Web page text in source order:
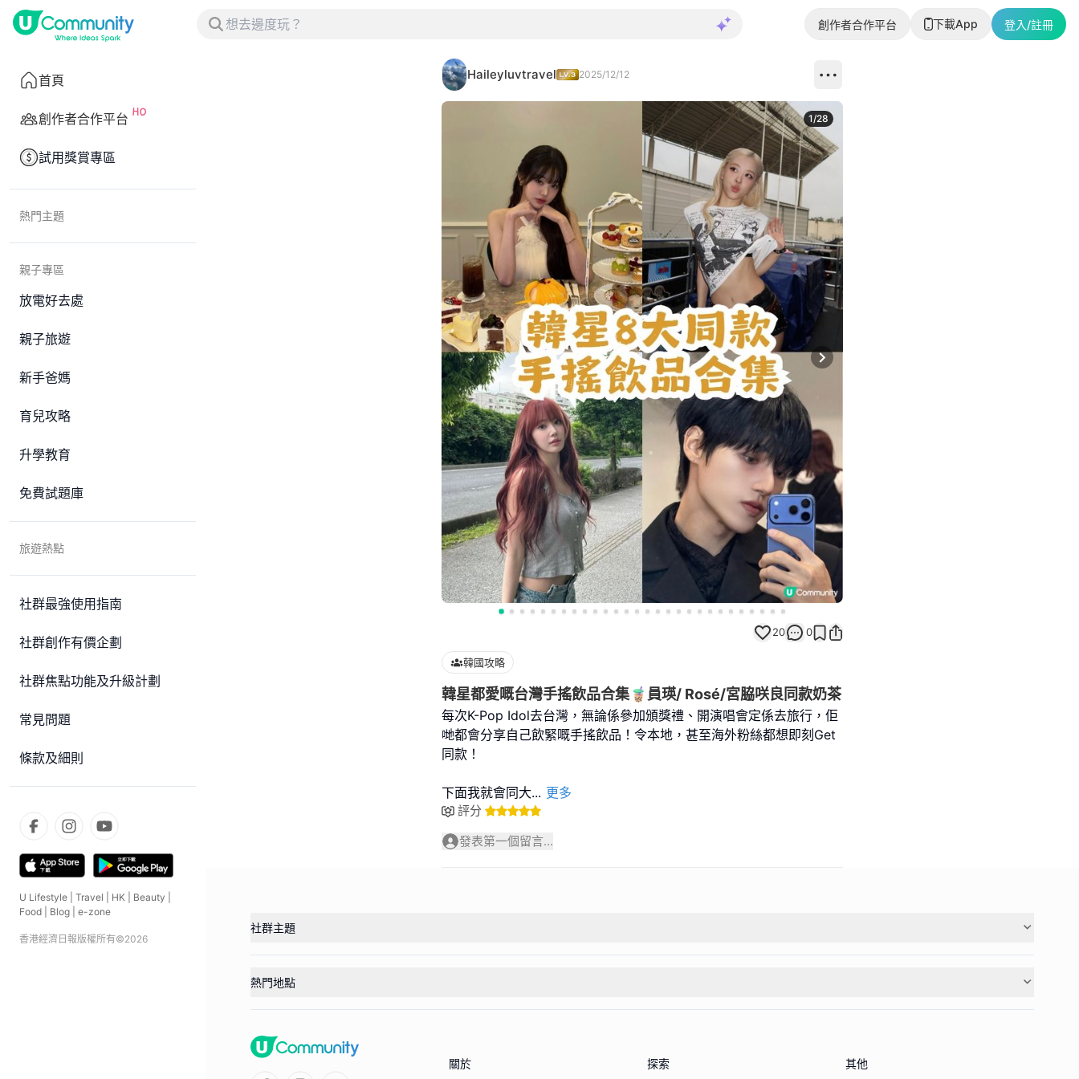
創作者合作平台 下載App 登入/註冊
首頁
創作者合作平台
試用獎賞專區
熱門主題
親子專區
放電好去處
親子旅遊
新手爸媽
育兒攻略
升學教育
免費試題庫
旅遊熱點
社群最強使用指南
社群創作有價企劃
社群焦點功能及升級計劃
常見問題
條款及細則
U Lifestyle Travel HK Beauty
Food
Blog e-zone
香港經濟日報版權所有©2026
Haileyluvtravel 2025/12/12
Next slide
1/28
20 0
韓國攻略
韓星都愛嘅台灣手搖飲品合集🧋員瑛/ Rosé/宮脇咲良同款奶茶
每次K-Pop Idol去台灣，無論係參加頒獎禮、開演唱會定係去旅行，佢
哋都會分享自己飲緊嘅手搖飲品！令本地，甚至海外粉絲都想即刻Get
同款！
下面我就會同大... 更多
評分
發表第一個留言...
社群主題
熱門地點
關於 探索 其他